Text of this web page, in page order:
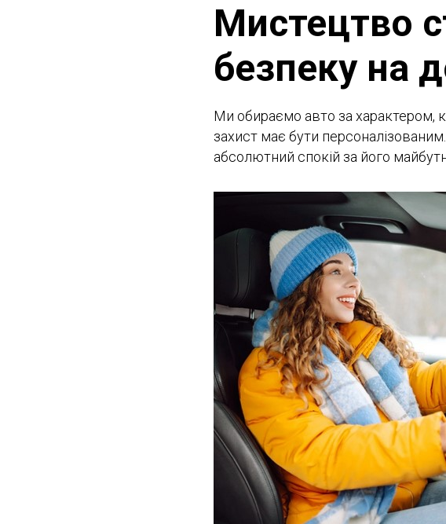
Мистецтво
безпеку на
Ми обираємо авто за характером,
захист має бути
абсолютний спокій за його